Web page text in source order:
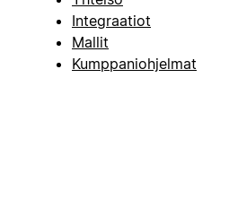
Integraatiot
Mallit
Kumppaniohjelmat